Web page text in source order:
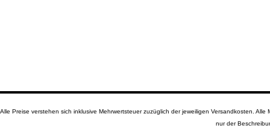
Alle Preise verstehen sich inklusive Mehrwertsteuer zuzüglich der jeweiligen Versandkosten.
nur der